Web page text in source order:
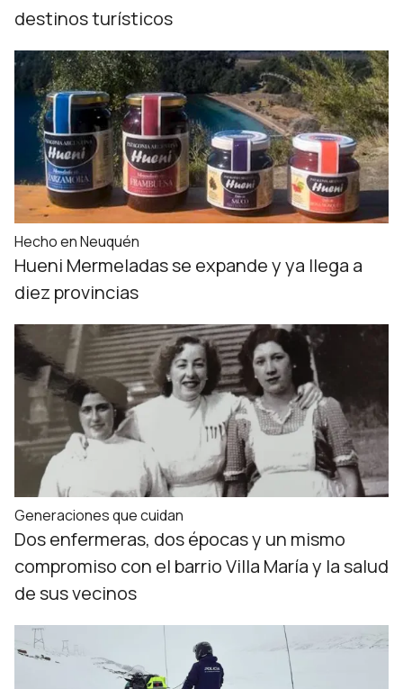
destinos turísticos
Hecho en Neuquén
Hueni Mermeladas se expande y ya llega a
diez provincias
Generaciones que cuidan
Dos enfermeras, dos épocas y un mismo
compromiso con el barrio Villa María y la salud
de sus vecinos